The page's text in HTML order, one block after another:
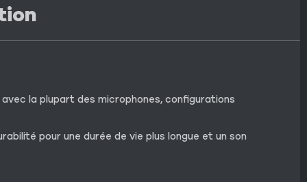
la plupart des microphones, configurations
pour une durée de vie plus longue et un son